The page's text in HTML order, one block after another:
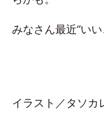
みなさん最近“い
イラスト／タソカ